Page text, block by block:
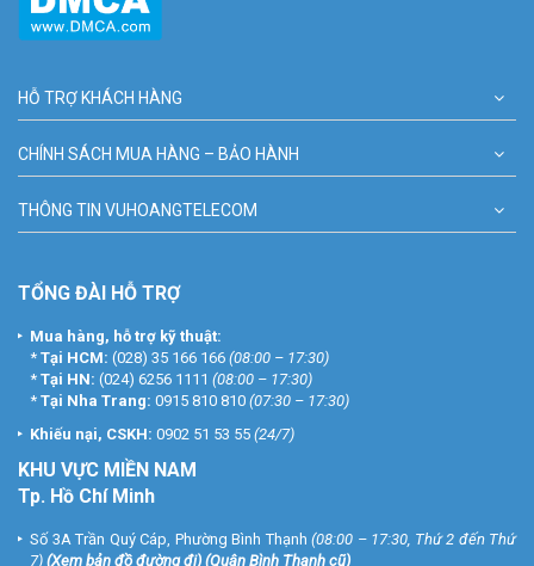
HỖ TRỢ KHÁCH HÀNG
CHÍNH SÁCH MUA HÀNG – BẢO HÀNH
THÔNG TIN VUHOANGTELECOM
TỔNG ĐÀI HỖ TRỢ
Mua hàng, hỗ trợ kỹ thuật:
* Tại HCM: (028) 35 166 166 (08:00 – 17:30)
* Tại HN: (024) 6256 1111 (08:00 – 17:30)
* Tại Nha Trang: 0915 810 810 (07:30 – 17:30)
Khiếu nại, CSKH: 0902 51 53 55 (24/7)
KHU VỰC MIỀN NAM
Tp. Hồ Chí Minh
Số 3A Trần Quý Cáp, Phường Bình Thạnh (08:00 – 17:30, Thứ 2 đến Thứ
7) (Xem bản đồ đường đi) (Quận Bình Thạnh cũ)